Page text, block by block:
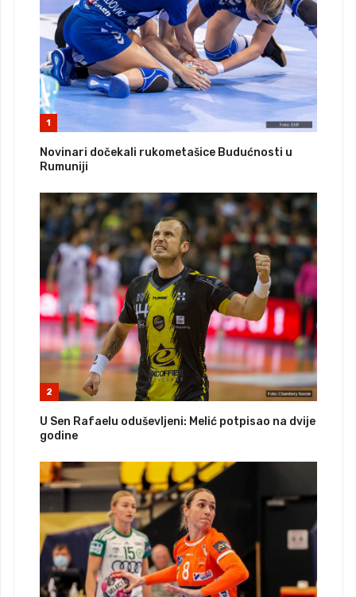
1
Novinari dočekali rukometašice Budućnosti u
Rumuniji
2
U Sen Rafaelu oduševljeni: Melić potpisao na dvije
godine